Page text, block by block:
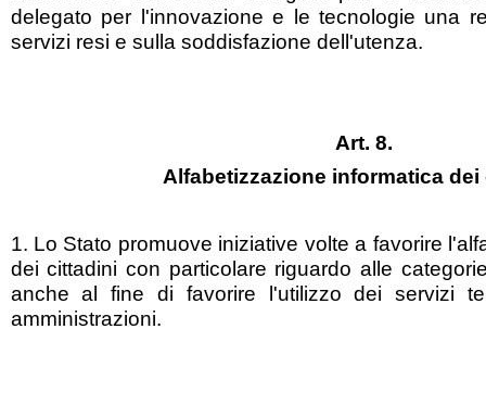
delegato per l'innovazione e le tecnologie una
servizi resi e sulla soddisfazione dell'utenza.
Art. 8.
Alfabetizzazione informatica
1. Lo Stato promuove iniziative volte a favorire
dei cittadini con particolare riguardo alle
anche al fine di favorire l'utilizzo dei servizi
amministrazioni.